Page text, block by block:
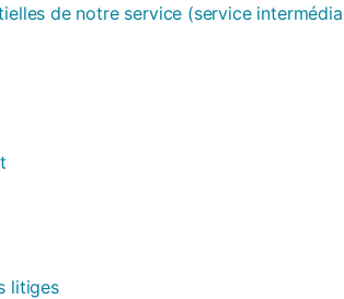
de notre service (service
litiges